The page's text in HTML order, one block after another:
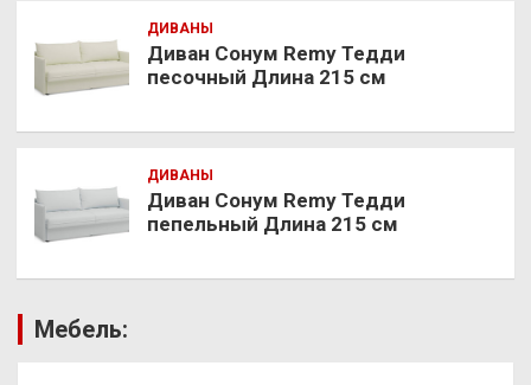
ДИВАНЫ
Диван Сонум Remy Тедди
песочный Длина 215 см
ДИВАНЫ
Диван Сонум Remy Тедди
пепельный Длина 215 см
Мебель: